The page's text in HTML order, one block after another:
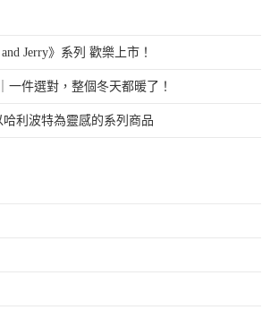
Jerry》系列 歡樂上市！
一件選對，整個冬天都暖了！
利波特為靈感的系列商品